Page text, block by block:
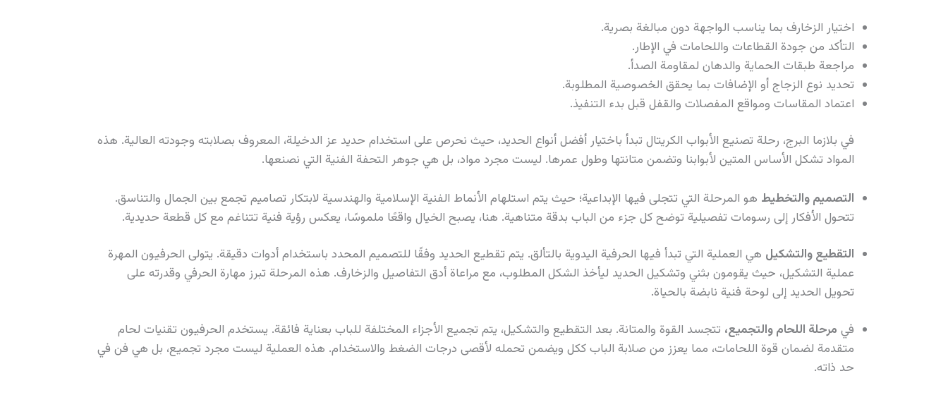
اختيار الزخارف بما يناسب الواجهة دون مبالغة بصرية.
التأكد من جودة القطاعات واللحامات في الإطار.
مراجعة طبقات الحماية والدهان لمقاومة الصدأ.
تحديد نوع الزجاج أو الإضافات بما يحقق الخصوصية المطلوبة.
اعتماد المقاسات ومواقع المفصلات والقفل قبل بدء التنفيذ.
في بلازما البرج، رحلة تصنيع الأبواب الكريتال تبدأ باختيار أفضل أنواع الحديد، حيث نحرص على استخدام حديد عز الدخيلة، المعروف بصلابته وجودته العالية. هذه
المواد تشكل الأساس المتين لأبوابنا وتضمن متانتها وطول عمرها. ليست مجرد مواد، بل هي جوهر التحفة الفنية التي نصنعها.
التصميم والتخطيط هو المرحلة التي تتجلى فيها الإبداعية؛ حيث يتم استلهام الأنماط الفنية الإسلامية والهندسية لابتكار تصاميم تجمع بين الجمال والتناسق.
تتحول الأفكار إلى رسومات تفصيلية توضح كل جزء من الباب بدقة متناهية. هنا، يصبح الخيال واقعًا ملموسًا، يعكس رؤية فنية تتناغم مع كل قطعة حديدية.
التقطيع والتشكيل هي العملية التي تبدأ فيها الحرفية اليدوية بالتألق. يتم تقطيع الحديد وفقًا للتصميم المحدد باستخدام أدوات دقيقة. يتولى الحرفيون المهرة
عملية التشكيل، حيث يقومون بثني وتشكيل الحديد ليأخذ الشكل المطلوب، مع مراعاة أدق التفاصيل والزخارف. هذه المرحلة تبرز مهارة الحرفي وقدرته على
تحويل الحديد إلى لوحة فنية نابضة بالحياة.
في مرحلة اللحام والتجميع، تتجسد القوة والمتانة. بعد التقطيع والتشكيل، يتم تجميع الأجزاء المختلفة للباب بعناية فائقة. يستخدم الحرفيون تقنيات لحام
متقدمة لضمان قوة اللحامات، مما يعزز من صلابة الباب ككل ويضمن تحمله لأقصى درجات الضغط والاستخدام. هذه العملية ليست مجرد تجميع، بل هي فن في
حد ذاته.